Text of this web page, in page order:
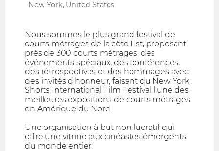
New York, United States
Nous sommes le plus grand festival de
courts métrages de la côte Est, proposant
près de 300 courts métrages, des
événements spéciaux, des conférences,
des rétrospectives et des hommages avec
des invités d'honneur, faisant du New York
Shorts International Film Festival l'une des
meilleures expositions de courts métrages
en Amérique du Nord.
Une organisation à but non lucratif qui
offre une vitrine aux cinéastes émergents
du monde entier.